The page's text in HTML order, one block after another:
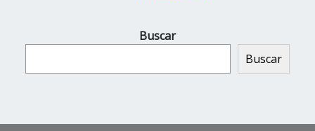
Buscar
Buscar